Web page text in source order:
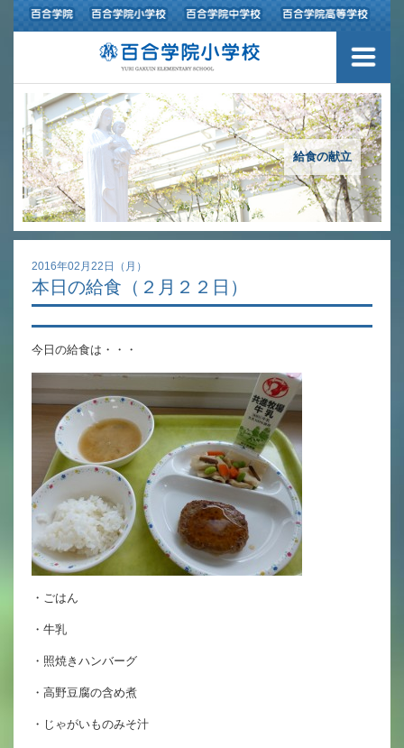
給食の献立
2016年02月22日（月）
本日の給食（２月２２日）
今日の給食は・・・
・ごはん
・牛乳
・照焼きハンバーグ
・高野豆腐の含め煮
・じゃがいものみそ汁
３つの豊かさ・沿革
施設紹介
アクセスマップ
制服紹介
スクールバス運行
授業の特色
進路指導
英語力の向上
体育と食育
クラブ活動
委員会